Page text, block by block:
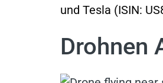
und Tesla (ISIN:
Drohnen